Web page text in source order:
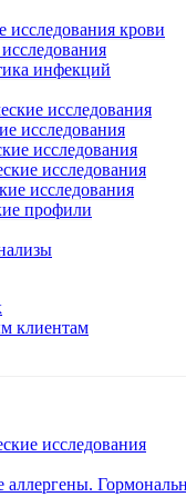
исследования крови
инфекций
исследования
исследования
исследования
исследования
исследования
профили
клиентам
исследования
аллергены.